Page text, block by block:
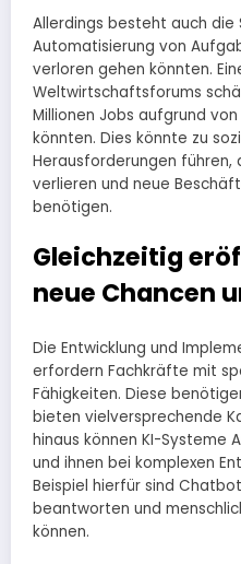
Allerdings besteht auch die
Automatisierung von
verloren gehen könnten.
Weltwirtschaftsforums
Millionen Jobs aufgrund
könnten. Dies könnte zu
Herausforderungen führen,
verlieren und neue
benötigen.
Gleichzeitig
neue Chancen
Die Entwicklung und
erfordern Fachkräfte mit
Fähigkeiten. Diese
bieten vielversprechende
hinaus können KI-Systeme
und ihnen bei komplexen
Beispiel hierfür sind
beantworten und
können.